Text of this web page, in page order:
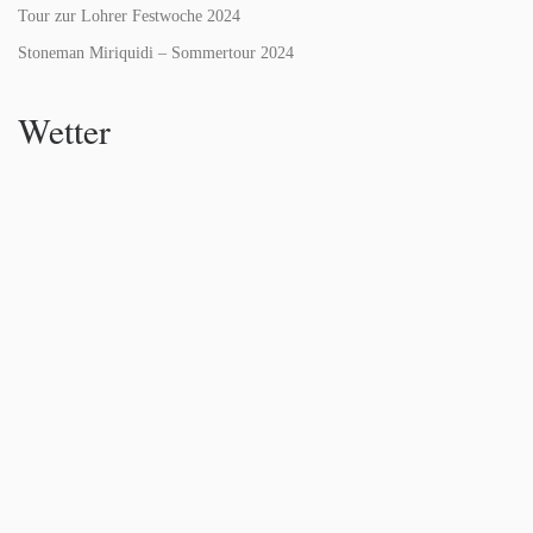
Tour zur Lohrer Festwoche 2024
Stoneman Miriquidi – Sommertour 2024
Wetter